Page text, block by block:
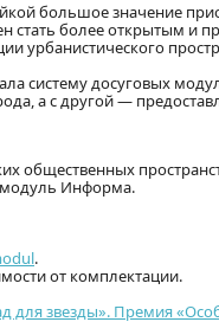
большое значение
стать более открытым и
урбанистического
систему досуговых
а с другой —
общественных
Информа.
.
от комплектации.
для звезды». Премия